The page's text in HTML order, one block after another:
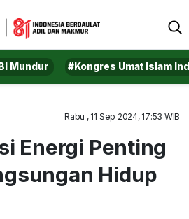
Mundur #Kongres Umat Islam
Rabu , 11 Sep 2024, 17:53 WIB
Energi Penting
Hidup